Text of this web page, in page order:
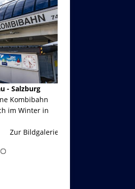
- Salzburg
Kombibahn
im Winter in
Zur Bildgaleriemajestätisch...